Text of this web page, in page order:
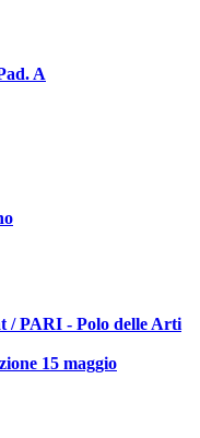
A
/ PARI - Polo delle Arti
15 maggio